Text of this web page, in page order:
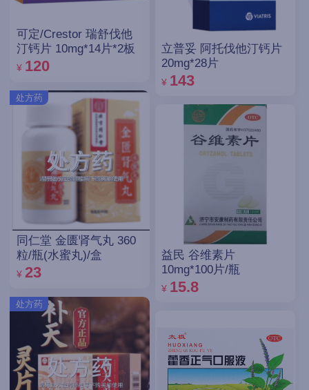
可定/Crestor 瑞舒伐他
汀钙片 10mg*14片*2板
¥ 120
处方药
同仁堂 金匮肾气丸 360
粒/瓶(水蜜丸)/盒
¥ 23
处方药
立普妥 阿托伐他汀钙片
20mg*28片
¥ 143
益民 谷维素片
10mg*100片/瓶
¥ 15.8